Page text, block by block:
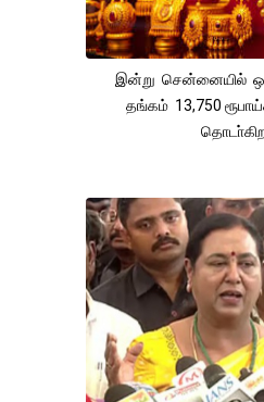
இன்று சென்னையில்
தங்கம் 13,750